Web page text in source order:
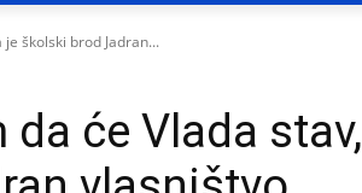
školski brod Jadran...
da će Vlada stav,